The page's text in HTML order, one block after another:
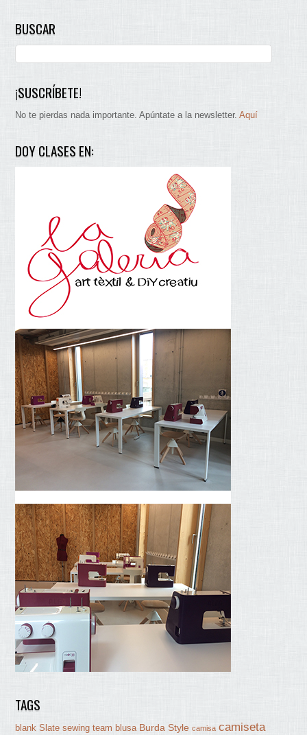
BUSCAR
¡SUSCRÍBETE!
No te pierdas nada importante. Apúntate a la newsletter.Aquí
DOY CLASES EN:
TAGS
blank Slate sewing team blusa Burda Style camisa camiseta